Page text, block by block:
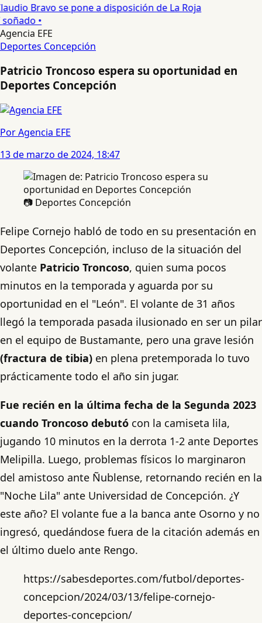
Bravo se pone a disposición de La Roja
•
Agencia EFE
Deportes Concepción
Patricio Troncoso espera su oportunidad en
Deportes Concepción
Por Agencia EFE
13 de marzo de 2024, 18:47
📷 Deportes Concepción
Felipe Cornejo habló de todo en su presentación en
Deportes Concepción, incluso de la situación del
volante Patricio Troncoso, quien suma pocos
minutos en la temporada y aguarda por su
oportunidad en el "León". El volante de 31 años
llegó la temporada pasada ilusionado en ser un pilar
en el equipo de Bustamante, pero una grave lesión
(fractura de tibia) en plena pretemporada lo tuvo
prácticamente todo el año sin jugar.
Fue recién en la última fecha de la Segunda 2023
cuando Troncoso debutó con la camiseta lila,
jugando 10 minutos en la derrota 1-2 ante Deportes
Melipilla. Luego, problemas físicos lo marginaron
del amistoso ante Ñublense, retornando recién en la
"Noche Lila" ante Universidad de Concepción. ¿Y
este año? El volante fue a la banca ante Osorno y no
ingresó, quedándose fuera de la citación además en
el último duelo ante Rengo.
https://sabesdeportes.com/futbol/deportes-
concepcion/2024/03/13/felipe-cornejo-
deportes-concepcion/